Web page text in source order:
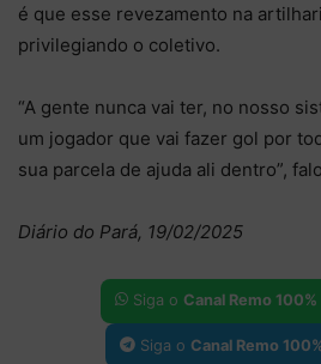
é que esse revezamento na
privilegiando o coletivo.
“A gente nunca vai ter, no nosso
um jogador que vai fazer gol por
sua parcela de ajuda ali dentro”,
Diário do Pará, 19/02/2025
Siga o Canal Remo 100%
Siga o Canal Remo